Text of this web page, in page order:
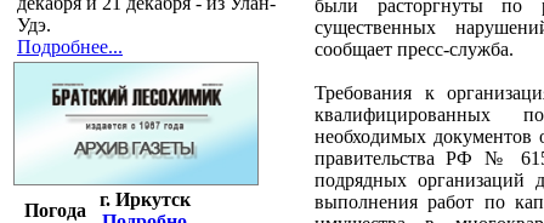
Удэ.
Подробнее...
Погода
г. Иркутск
были расторгнуты по
существенных
сообщает пресс-служба.
Требования к
квалифицированных
необходимых документов
правительства РФ №
подрядных организаций
выполнения работ по